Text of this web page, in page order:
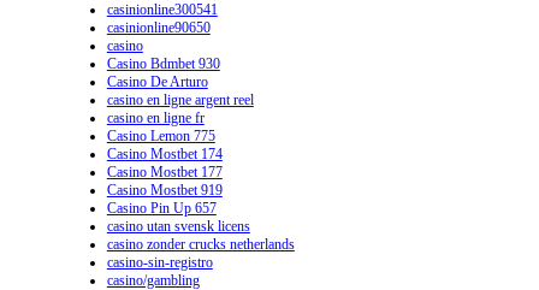
casinionline300541
casinionline90650
casino
Casino Bdmbet 930
Casino De Arturo
casino en ligne argent reel
casino en ligne fr
Casino Lemon 775
Casino Mostbet 174
Casino Mostbet 177
Casino Mostbet 919
Casino Pin Up 657
casino utan svensk licens
casino zonder crucks netherlands
casino-sin-registro
casino/gambling